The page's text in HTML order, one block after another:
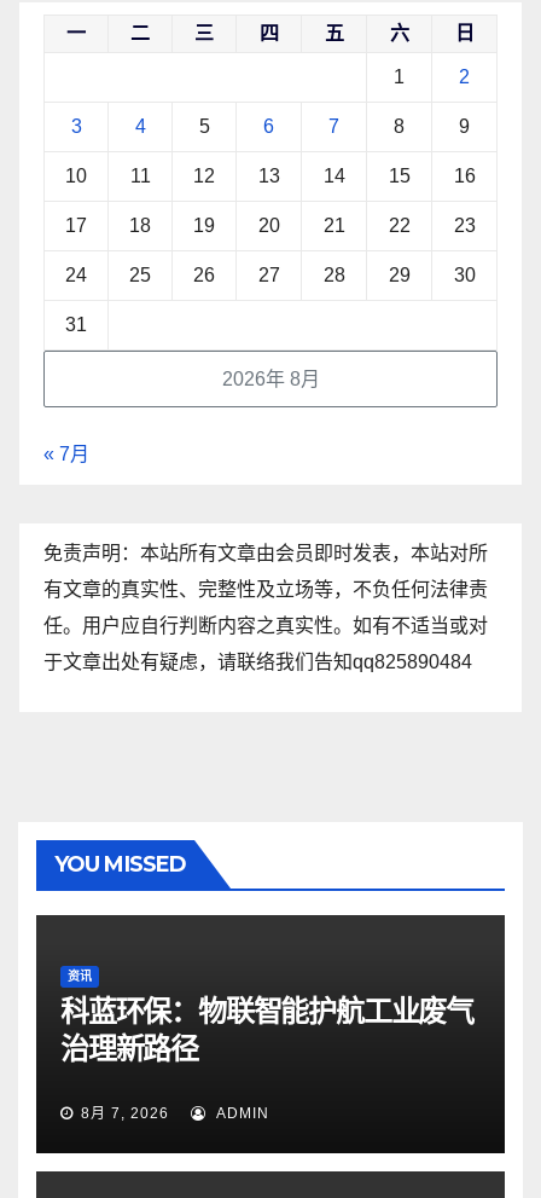
2026年 8月
一 二 三 四 五 六 日
1 2
3 4 5 6 7 8 9
10 11 12 13 14 15 16
17 18 19 20 21 22 23
24 25 26 27 28 29 30
31
« 7月
免责声明：本站所有文章由会员即时发表，本站对所
有文章的真实性、完整性及立场等，不负任何法律责
任。用户应自行判断内容之真实性。如有不适当或对
于文章出处有疑虑，请联络我们告知qq825890484
YOU MISSED
资讯
科蓝环保：物联智能护航工业废气
治理新路径
8月 7, 2026 ADMIN